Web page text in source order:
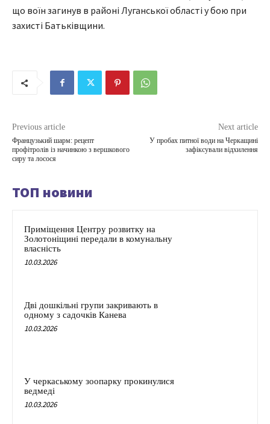
що воїн загинув в районі Луганської області у бою при
захисті Батьківщини.
Previous article
Французький шарм: рецепт
профітролів із начинкою з вершкового
сиру та лосося
Next article
У пробах питної води на Черкащині
зафіксували відхилення
ТОП новини
Приміщення Центру розвитку на
Золотоніщині передали в комунальну
власність
10.03.2026
Дві дошкільні групи закривають в
одному з садочків Канева
10.03.2026
У черкаському зоопарку прокинулися
ведмеді
10.03.2026